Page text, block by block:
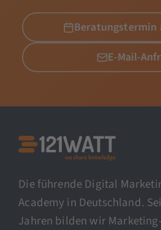
Beratungstermin
E-Mail-
Die führende Digital
Academy in Deutschland.
Jahren bilden wir